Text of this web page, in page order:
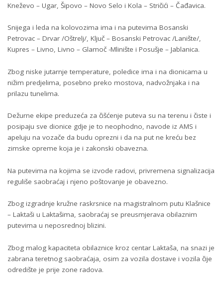
Kneževo – Ugar, Šipovo – Novo Selo i Kola – Stričići – Čađavica.
Snijega i leda na kolovozima ima i na putevima Bosanski
Petrovac – Drvar /Oštrelj/, Ključ – Bosanski Petrovac /Lanište/,
Kupres – Livno, Livno – Glamoč -Mlinište i Posušje – Jablanica.
Zbog niske jutarnje temperature, poledice ima i na dionicama u
nižim predjelima, posebno preko mostova, nadvožnjaka i na
prilazu tunelima.
Dežurne ekipe preduzeća za čišćenje puteva su na terenu i čiste i
posipaju sve dionice gdje je to neophodno, navode iz AMS i
apeluju na vozače da budu oprezni i da na put ne kreću bez
zimske opreme koja je i zakonski obavezna.
Na putevima na kojima se izvode radovi, privremena signalizacija
reguliše saobraćaj i njeno poštovanje je obavezno.
Zbog izgradnje kružne raskrsnice na magistralnom putu Klašnice
– Laktaši u Laktašima, saobraćaj se preusmjerava obilaznim
putevima u neposrednoj blizini.
Zbog malog kapaciteta obilaznice kroz centar Laktaša, na snazi je
zabrana teretnog saobraćaja, osim za vozila dostave i vozila čije
odredište je prije zone radova.